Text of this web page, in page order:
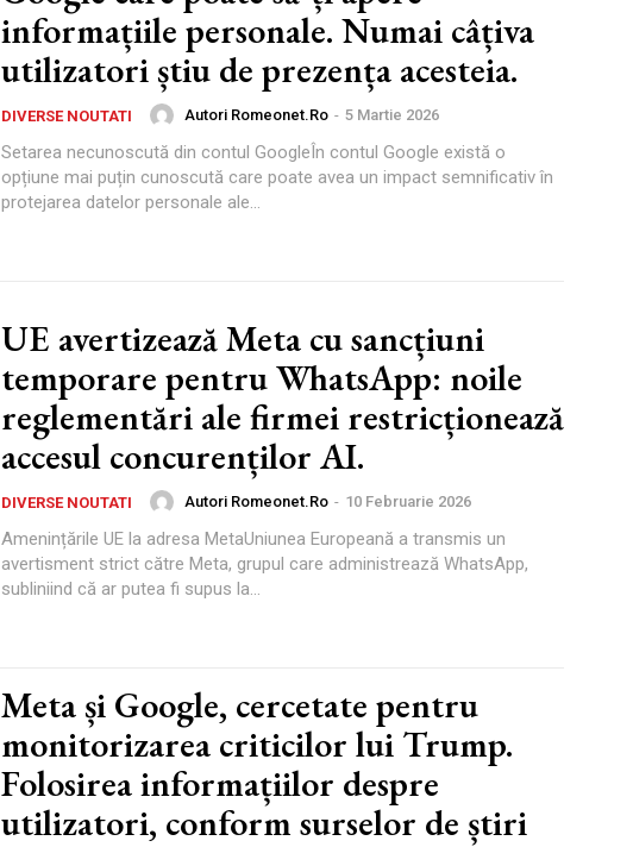
informațiile personale. Numai câțiva
utilizatori știu de prezența acesteia.
DIVERSE NOUTATI Autori Romeonet.ro - 5 Martie 2026
Setarea necunoscută din contul GoogleÎn contul Google există o
opțiune mai puțin cunoscută care poate avea un impact semnificativ în
protejarea datelor personale ale...
UE avertizează Meta cu sancțiuni
temporare pentru WhatsApp: noile
reglementări ale firmei restricționează
accesul concurenților AI.
DIVERSE NOUTATI Autori Romeonet.ro - 10 Februarie 2026
Amenințările UE la adresa MetaUniunea Europeană a transmis un
avertisment strict către Meta, grupul care administrează WhatsApp,
subliniind că ar putea fi supus la...
Meta și Google, cercetate pentru
monitorizarea criticilor lui Trump.
Folosirea informațiilor despre
utilizatori, conform surselor de știri